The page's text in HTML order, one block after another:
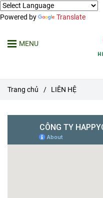
Powered by Translate
MENU
Trang chủ / LIÊN HỆ